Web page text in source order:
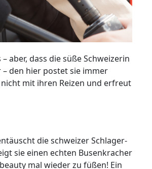
aber, dass die süße Schweizerin
den hier postet sie immer
mit ihren Reizen und erfreut
die schweizer Schlager-
sie einen echten Busenkracher
mal wieder zu füßen! Ein